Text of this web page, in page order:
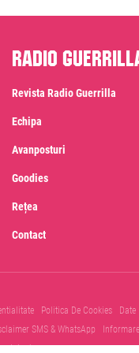
Radio
Revista Radio Guerrilla
Echipa
Avanposturi
Goodies
Rețea
Contact
Politica De Cookies
Date
SMS & WhatsApp
Informare